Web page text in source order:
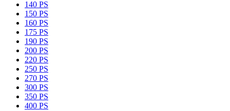
140 PS
150 PS
160 PS
175 PS
190 PS
200 PS
220 PS
250 PS
270 PS
300 PS
350 PS
400 PS